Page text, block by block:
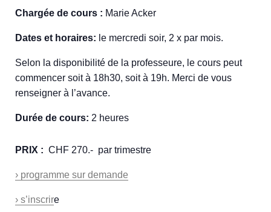
Chargée de cours : Marie Acker
Dates et horaires: le mercredi soir, 2 x par mois.
Selon la disponibilité de la professeure, le cours peut
commencer soit à 18h30, soit à 19h. Merci de vous
renseigner à l’avance.
Durée de cours: 2 heures
PRIX : CHF 270.- par trimestre
› programme sur demande
› s’inscrire